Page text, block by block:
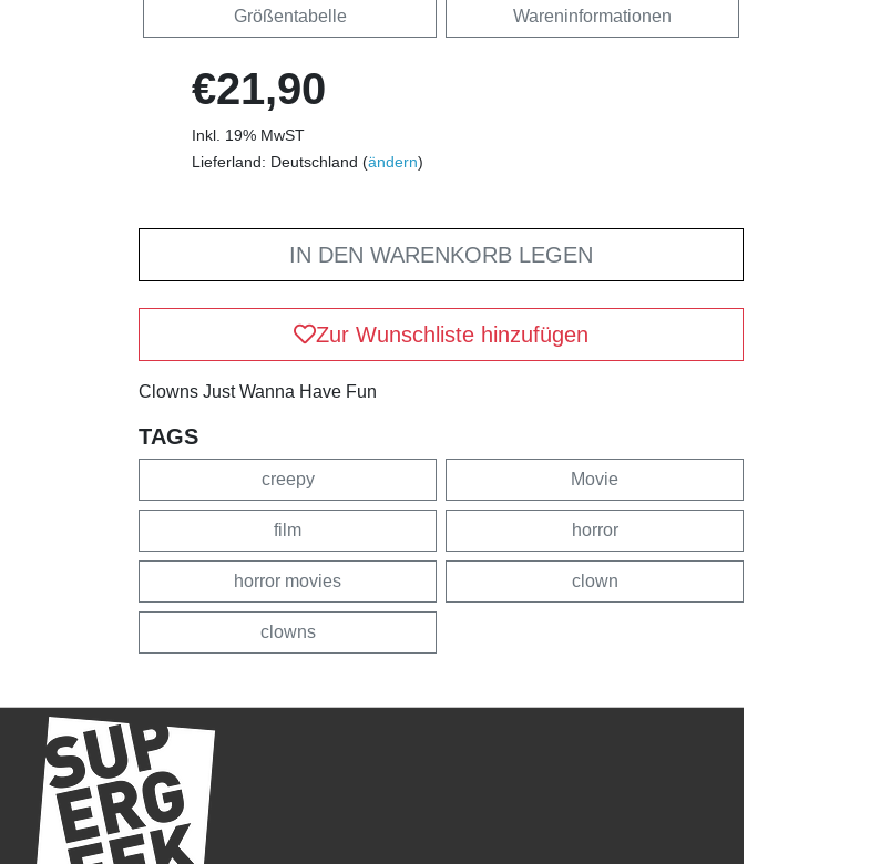
Größentabelle Wareninformationen
€21,90
Inkl. 19% MwST
Lieferland: Deutschland (ändern)
IN DEN WARENKORB LEGEN
Zur Wunschliste hinzufügen
Clowns Just Wanna Have Fun
TAGS
creepy Movie
film horror
horror movies clown
clowns